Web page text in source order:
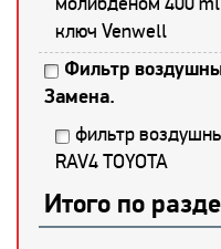
ключ Venwell
Фильтр
Замена.
фильтр
RAV4 TOYOTA
Итого по